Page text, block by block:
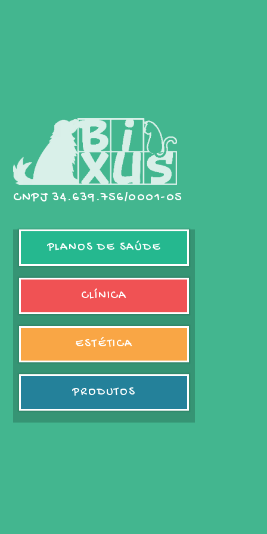
CNPJ 34.639.756/0001-05
PLANOS DE SAÚDE
CLÍNICA
ESTÉTICA
PRODUTOS